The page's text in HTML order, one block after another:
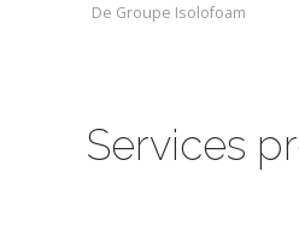
De Groupe Isolofoam
Services